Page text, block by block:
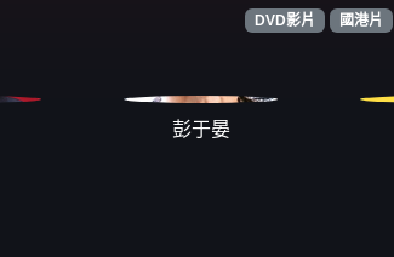
DVD影片 國港片
彭于晏